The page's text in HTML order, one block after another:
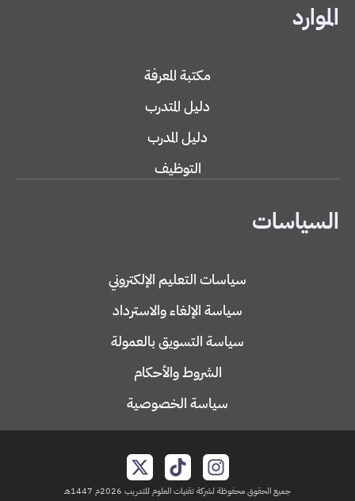
الموارد
مكتبة المعرفة
دليل المتدرب
دليل المدرب
التوظيف
السياسات
سياسات التعليم الإلكتروني
سياسة الإلغاء والاسترداد
سياسة التسويق بالعمولة
الشروط والأحكام
سياسة الخصوصية
جميع الحقوق محفوظة لشركة تقنيات العلوم للتدريب 2026م 1447هـ